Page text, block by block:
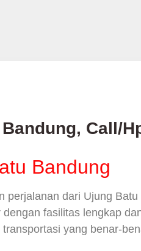
Call/
Bandung
perjalanan dari Ujung
fasilitas lengkap
yang benar-